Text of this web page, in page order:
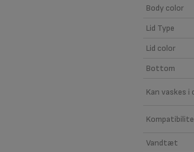
Body color
Lid Type
Lid color
Bottom
Kan vaskes i
Vandtæt